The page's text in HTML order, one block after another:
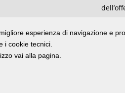
esperienza di navigazione e
i cookie tecnici.
vai alla pagina.